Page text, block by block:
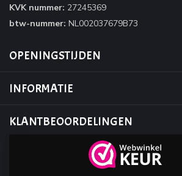
KVK nummer: 27245369
btw-nummer: NL002037679B73
OPENINGSTIJDEN
INFORMATIE
KLANTBEOORDELINGEN